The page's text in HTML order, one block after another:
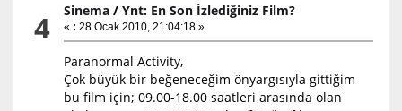
4 Sinema /Ynt: En Son İzlediğiniz Film?
« : 28 Ocak 2010, 21:04:18 »
Paranormal Activity,
Çok büyük bir beğeneceğim önyargısıyla gittiğim
bu film için; 09.00-18.00 saatleri arasında olan